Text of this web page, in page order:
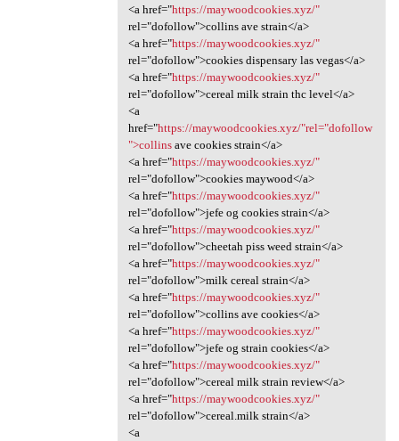
<a href="https://maywoodcookies.xyz/"
rel="dofollow">collins ave strain</a>
<a href="https://maywoodcookies.xyz/"
rel="dofollow">cookies dispensary las vegas</a>
<a href="https://maywoodcookies.xyz/"
rel="dofollow">cereal milk strain thc level</a>
<a
href="https://maywoodcookies.xyz/"rel="dofollow
">collinsave cookies strain</a>
<a href="https://maywoodcookies.xyz/"
rel="dofollow">cookies maywood</a>
<a href="https://maywoodcookies.xyz/"
rel="dofollow">jefe og cookies strain</a>
<a href="https://maywoodcookies.xyz/"
rel="dofollow">cheetah piss weed strain</a>
<a href="https://maywoodcookies.xyz/"
rel="dofollow">milk cereal strain</a>
<a href="https://maywoodcookies.xyz/"
rel="dofollow">collins ave cookies</a>
<a href="https://maywoodcookies.xyz/"
rel="dofollow">jefe og strain cookies</a>
<a href="https://maywoodcookies.xyz/"
rel="dofollow">cereal milk strain review</a>
<a href="https://maywoodcookies.xyz/"
rel="dofollow">cereal.milk strain</a>
<a